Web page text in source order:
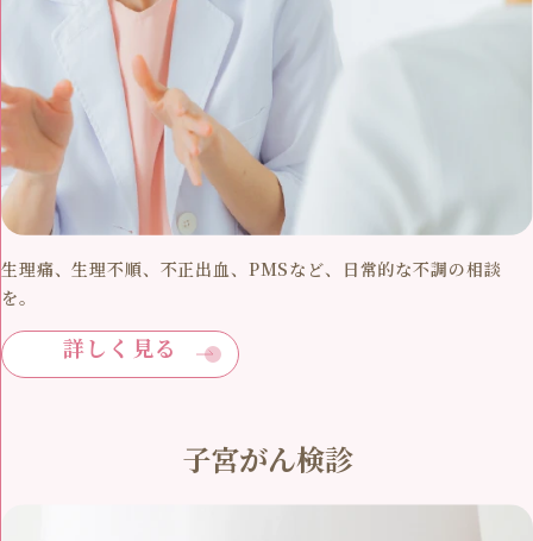
生理痛、生理不順、不正出血、PMSなど、日常的な不調の相談
を。
詳しく見る
子宮がん検診